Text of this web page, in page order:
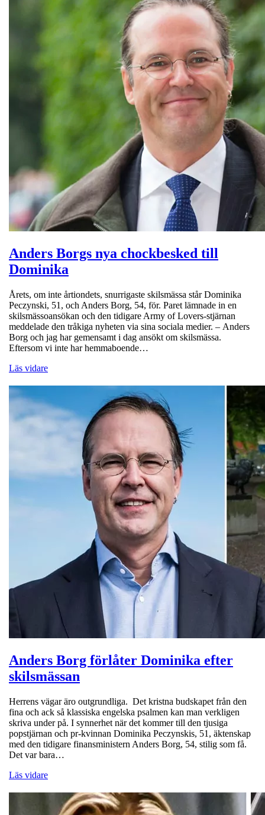
Anders Borgs nya chockbesked till
Dominika
Årets, om inte årtiondets, snurrigaste skilsmässa står Dominika
Peczynski, 51, och Anders Borg, 54, för. Paret lämnade in en
skilsmässoansökan och den tidigare Army of Lovers-stjärnan
meddelade den tråkiga nyheten via sina sociala medier. – Anders
Borg och jag har gemensamt i dag ansökt om skilsmässa.
Eftersom vi inte har hemmaboende…
Läs vidare
Anders Borg förlåter Dominika efter
skilsmässan
Herrens vägar äro outgrundliga. Det kristna budskapet från den
fina och ack så klassiska engelska psalmen kan man verkligen
skriva under på. I synnerhet när det kommer till den tjusiga
popstjärnan och pr-kvinnan Dominika Peczynskis, 51, äktenskap
med den tidigare finansministern Anders Borg, 54, stilig som få.
Det var bara…
Läs vidare